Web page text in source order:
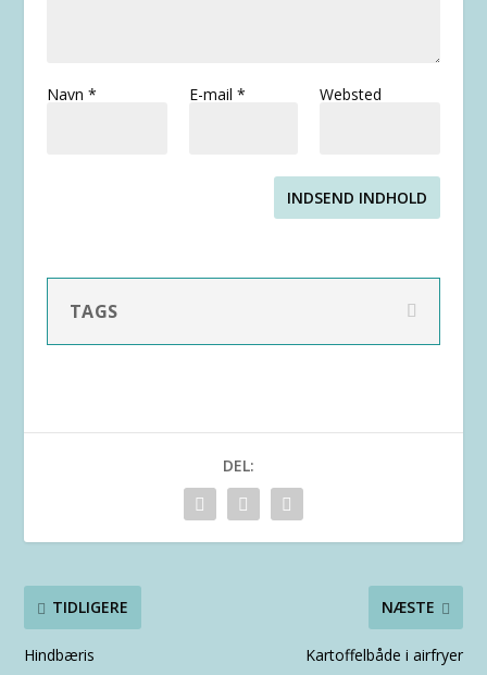
Navn * E-mail * Websted
INDSEND INDHOLD
TAGS
DEL:
TIDLIGERE
Hindbæris
NÆSTE
Kartoffelbåde i airfryer